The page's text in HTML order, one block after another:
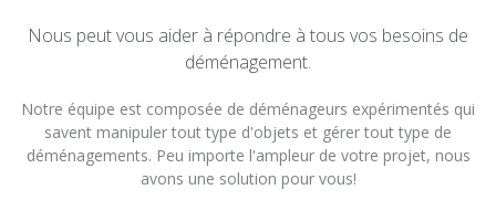
Nous peut vous aider à répondre à tous vos besoins de
déménagement.
Notre équipe est composée de déménageurs expérimentés qui
savent manipuler tout type d'objets et gérer tout type de
déménagements. Peu importe l'ampleur de votre projet, nous
avons une solution pour vous!